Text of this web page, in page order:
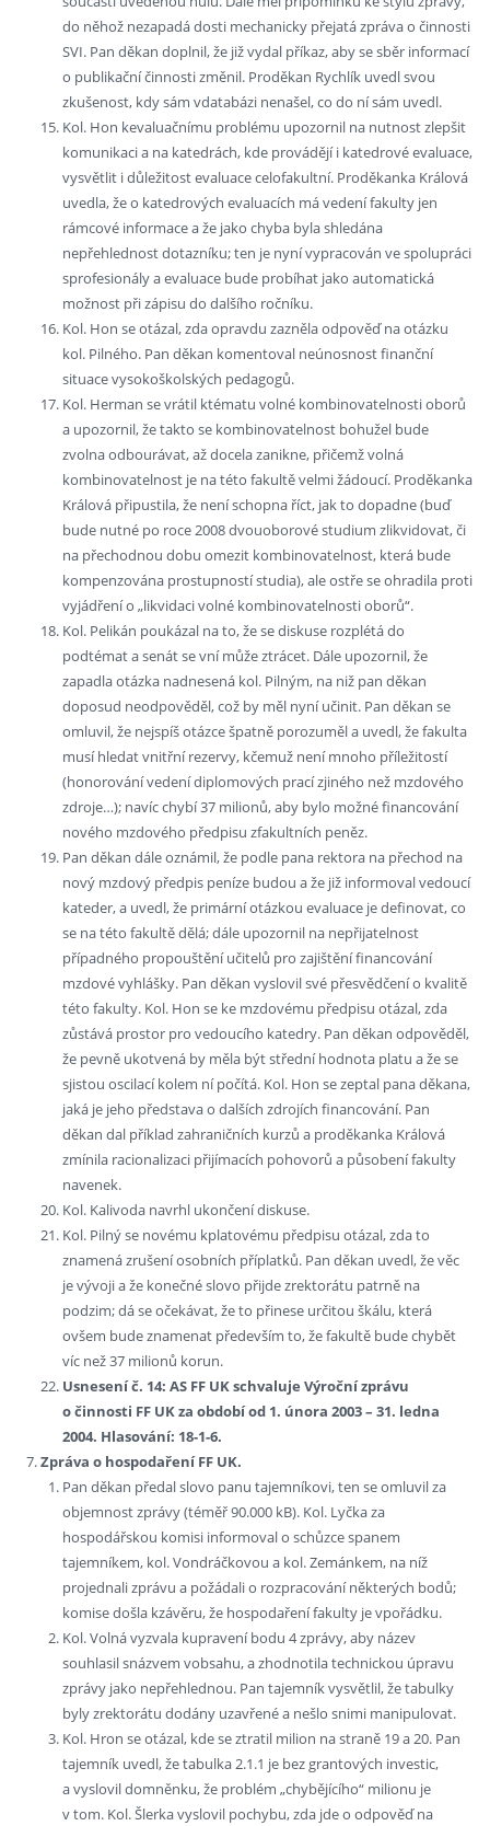
do něhož nezapadá dosti mechanicky přejatá zpráva o činnosti
SVI. Pan děkan doplnil, že již vydal příkaz, aby se sběr informací
o publikační činnosti změnil. Proděkan Rychlík uvedl svou
zkušenost, kdy sám vdatabázi nenašel, co do ní sám uvedl.
Kol. Hon kevaluačnímu problému upozornil na nutnost zlepšit
komunikaci a na katedrách, kde provádějí i katedrové evaluace,
vysvětlit i důležitost evaluace celofakultní. Proděkanka Králová
uvedla, že o katedrových evaluacích má vedení fakulty jen
rámcové informace a že jako chyba byla shledána
nepřehlednost dotazníku; ten je nyní vypracován ve spolupráci
sprofesionály a evaluace bude probíhat jako automatická
možnost při zápisu do dalšího ročníku.
Kol. Hon se otázal, zda opravdu zazněla odpověď na otázku
kol. Pilného. Pan děkan komentoval neúnosnost finanční
situace vysokoškolských pedagogů.
Kol. Herman se vrátil ktématu volné kombinovatelnosti oborů
a upozornil, že takto se kombinovatelnost bohužel bude
zvolna odbourávat, až docela zanikne, přičemž volná
kombinovatelnost je na této fakultě velmi žádoucí. Proděkanka
Králová připustila, že není schopna říct, jak to dopadne (buď
bude nutné po roce 2008 dvouoborové studium zlikvidovat, či
na přechodnou dobu omezit kombinovatelnost, která bude
kompenzována prostupností studia), ale ostře se ohradila proti
vyjádření o „likvidaci volné kombinovatelnosti oborů“.
Kol. Pelikán poukázal na to, že se diskuse rozplétá do
podtémat a senát se vní může ztrácet. Dále upozornil, že
zapadla otázka nadnesená kol. Pilným, na niž pan děkan
doposud neodpověděl, což by měl nyní učinit. Pan děkan se
omluvil, že nejspíš otázce špatně porozuměl a uvedl, že fakulta
musí hledat vnitřní rezervy, kčemuž není mnoho příležitostí
(honorování vedení diplomových prací zjiného než mzdového
zdroje…); navíc chybí 37 milionů, aby bylo možné financování
nového mzdového předpisu zfakultních peněz.
Pan děkan dále oznámil, že podle pana rektora na přechod na
nový mzdový předpis peníze budou a že již informoval vedoucí
kateder, a uvedl, že primární otázkou evaluace je definovat, co
se na této fakultě dělá; dále upozornil na nepřijatelnost
případného propouštění učitelů pro zajištění financování
mzdové vyhlášky. Pan děkan vyslovil své přesvědčení o kvalitě
této fakulty. Kol. Hon se ke mzdovému předpisu otázal, zda
zůstává prostor pro vedoucího katedry. Pan děkan odpověděl,
že pevně ukotvená by měla být střední hodnota platu a že se
sjistou oscilací kolem ní počítá. Kol. Hon se zeptal pana děkana,
jaká je jeho představa o dalších zdrojích financování. Pan
děkan dal příklad zahraničních kurzů a proděkanka Králová
zmínila racionalizaci přijímacích pohovorů a působení fakulty
navenek.
Kol. Kalivoda navrhl ukončení diskuse.
Kol. Pilný se novému kplatovému předpisu otázal, zda to
znamená zrušení osobních příplatků. Pan děkan uvedl, že věc
je vývoji a že konečné slovo přijde zrektorátu patrně na
podzim; dá se očekávat, že to přinese určitou škálu, která
ovšem bude znamenat především to, že fakultě bude chybět
víc než 37 milionů korun.
Usnesení č. 14: AS FF UK schvaluje Výroční zprávu
o činnosti FF UK za období od 1. února 2003 – 31. ledna
2004. Hlasování: 18-1-6.
Zpráva o hospodaření FF UK.
Pan děkan předal slovo panu tajemníkovi, ten se omluvil za
objemnost zprávy (téměř 90.000 kB). Kol. Lyčka za
hospodářskou komisi informoval o schůzce spanem
tajemníkem, kol. Vondráčkovou a kol. Zemánkem, na níž
projednali zprávu a požádali o rozpracování některých bodů;
komise došla kzávěru, že hospodaření fakulty je vpořádku.
Kol. Volná vyzvala kupravení bodu 4 zprávy, aby název
souhlasil snázvem vobsahu, a zhodnotila technickou úpravu
zprávy jako nepřehlednou. Pan tajemník vysvětlil, že tabulky
byly zrektorátu dodány uzavřené a nešlo snimi manipulovat.
Kol. Hron se otázal, kde se ztratil milion na straně 19 a 20. Pan
tajemník uvedl, že tabulka 2.1.1 je bez grantových investic,
a vyslovil domněnku, že problém „chybějícího“ milionu je
v tom. Kol. Šlerka vyslovil pochybu, zda jde o odpověď na